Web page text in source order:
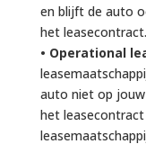
en blijft de auto
het leasecontract.
• Operational
auto niet op
het